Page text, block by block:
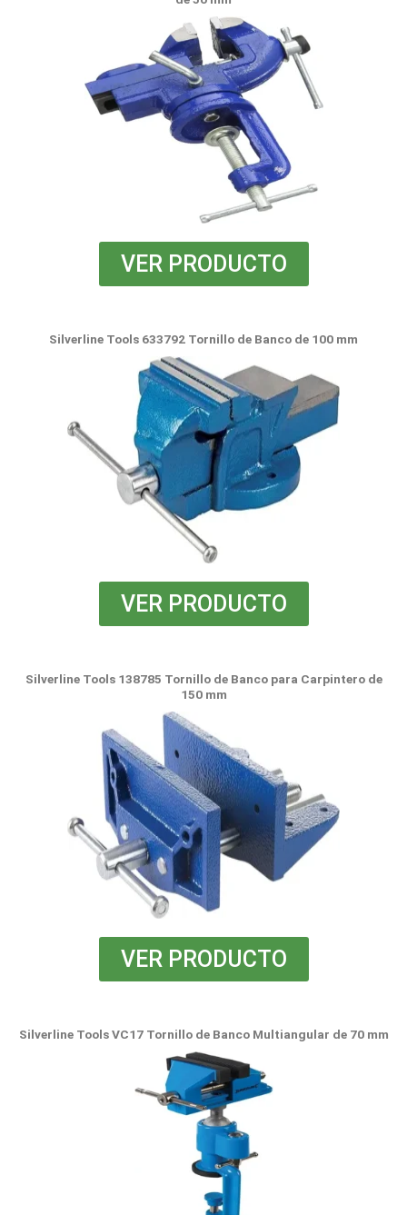
VER PRODUCTO
Silverline Tools 633792 Tornillo de Banco de 100 mm
VER PRODUCTO
Silverline Tools 138785 Tornillo de Banco para Carpintero de
150 mm
VER PRODUCTO
Silverline Tools VC17 Tornillo de Banco Multiangular de 70 mm